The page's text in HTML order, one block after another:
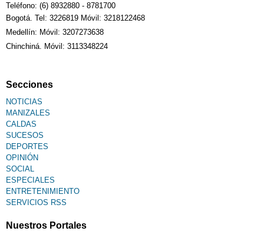
Teléfono: (6) 8932880 - 8781700
Bogotá. Tel: 3226819 Móvil: 3218122468
Medellín: Móvil: 3207273638
Chinchiná. Móvil: 3113348224
Secciones
NOTICIAS
MANIZALES
CALDAS
SUCESOS
DEPORTES
OPINIÓN
SOCIAL
ESPECIALES
ENTRETENIMIENTO
SERVICIOS RSS
Nuestros Portales